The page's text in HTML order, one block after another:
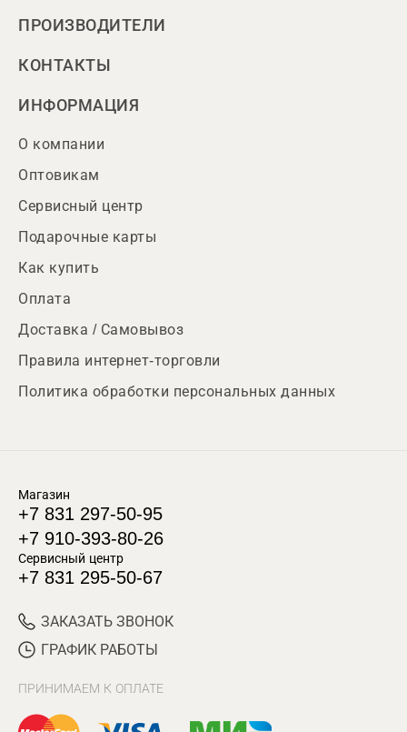
ПРОИЗВОДИТЕЛИ
КОНТАКТЫ
ИНФОРМАЦИЯ
О компании
Оптовикам
Сервисный центр
Подарочные карты
Как купить
Оплата
Доставка / Самовывоз
Правила интернет-торговли
Политика обработки персональных данных
Магазин
+7 831 297-50-95
+7 910-393-80-26
Сервисный центр
+7 831 295-50-67
ЗАКАЗАТЬ ЗВОНОК
ГРАФИК РАБОТЫ
ПРИНИМАЕМ К ОПЛАТЕ